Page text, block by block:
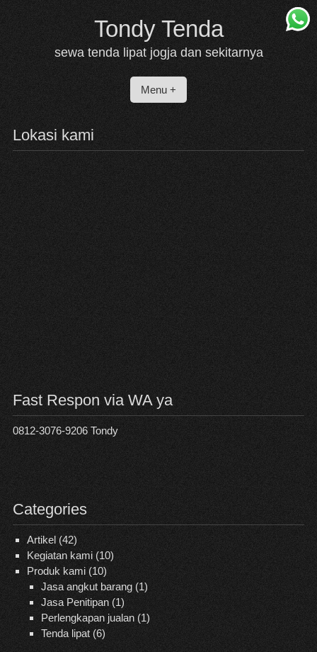
content
Tondy Tenda
sewa tenda lipat jogja dan sekitarnya
Menu +
Lokasi kami
Fast Respon via WA ya
0812-3076-9206 Tondy
Categories
Artikel(42)
Kegiatan kami(10)
Produk kami(10)
Jasa angkut barang(1)
Jasa Penitipan(1)
Perlengkapan jualan(1)
Tenda lipat(6)